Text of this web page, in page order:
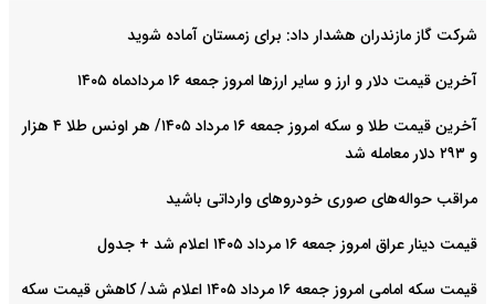
شرکت گاز مازندران هشدار داد: برای زمستان آماده شوید
آخرین قیمت دلار و ارز و سایر ارزها امروز جمعه ۱۶ مردادماه ۱۴۰۵
آخرین قیمت طلا و سکه امروز جمعه ۱۶ مرداد ۱۴۰۵/ هر اونس طلا ۴ هزار
و ٢٩٣ دلار معامله شد
مراقب حواله‌های صوری خودروهای وارداتی باشید
قیمت دینار عراق امروز جمعه ۱۶ مرداد ۱۴۰۵ اعلام شد + جدول
قیمت سکه امامی امروز جمعه ۱۶ مرداد ۱۴۰۵ اعلام شد/ کاهش قیمت سکه